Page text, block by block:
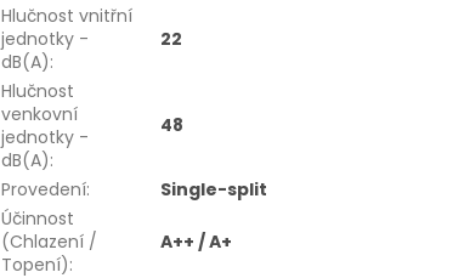
Hlučnost vnitřní
jednotky -
dB(A):
22
Hlučnost
venkovní
jednotky -
dB(A):
48
Provedení:
Single-split
Účinnost
(Chlazení /
Topení):
A++ / A+